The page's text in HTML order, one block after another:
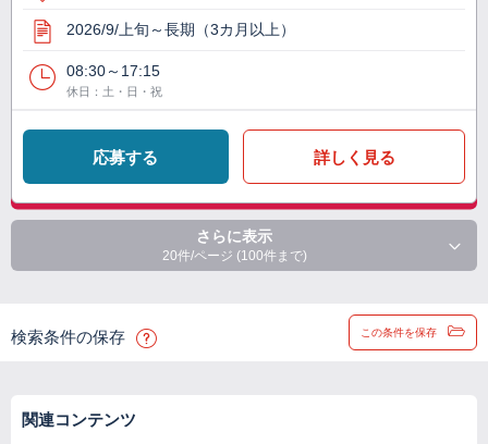
2026/9/上旬～長期（3カ月以上）
08:30～17:15
休日：土・日・祝
応募する 詳しく見る
さらに表示
20件/ページ (100件まで)
検索条件の保存 この条件を保存
関連コンテンツ